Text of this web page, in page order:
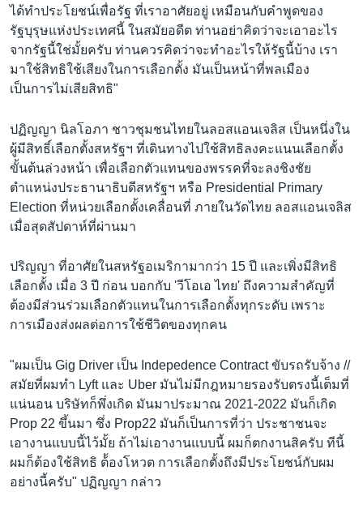
ได้ทำประโยชน์เพื่อรัฐ ที่เราอาศัยอยู่ เหมือนกับคำพูดของ
รัฐบุรุษแห่งประเทศนี้ ในสมัยอดีต ท่านอย่าคิดว่าจะเอาอะไร
จากรัฐนี้ใช่มั้ยครับ ท่านควรคิดว่าจะทำอะไรให้รัฐนี้บ้าง เรา
มาใช้สิทธิใช้เสียงในการเลือกตั้ง มันเป็นหน้าที่พลเมือง
เป็นการไม่เสียสิทธิ"
ปฏิญญา นิลโอภา ชาวชุมชนไทยในลอสแอนเจลิส เป็นหนึ่งใน
ผู้มีสิทธิ์เลือกตั้งสหรัฐฯ ที่เดินทางไปใช้สิทธิลงคะแนนเลือกตั้ง
ขั้นต้นล่วงหน้า เพื่อเลือกตัวแทนของพรรคที่จะลงชิงชัย
ตำแหน่งประธานาธิบดีสหรัฐฯ หรือ Presidential Primary
Election ที่หน่วยเลือกตั้งเคลื่อนที่ ภายในวัดไทย ลอสแอนเจลิส
เมื่อสุดสัปดาห์ที่ผ่านมา
ปริญญา ที่อาศัยในสหรัฐอเมริกามากว่า 15 ปี และเพิ่งมีสิทธิ
เลือกตั้ง เมื่อ 3 ปี ก่อน บอกกับ 'วีโอเอ ไทย' ถึงความสำคัญที่
ต้องมีส่วนร่วมเลือกตัวแทนในการเลือกตั้งทุกระดับ เพราะ
การเมืองส่งผลต่อการใช้ชีวิตของทุกคน
"ผมเป็น Gig Driver เป็น Indepedence Contract ขับรถรับจ้าง //
สมัยที่ผมทำ Lyft และ Uber มันไม่มีกฎหมายรองรับตรงนี้เต็มที่
แน่นอน บริษัทก็พึ่งเกิด มันมาประมาณ 2021-2022 มันก็เกิด
Prop 22 ขึ้นมา ซึ่ง Prop22 มันก็เป็นการที่ว่า ประชาชนจะ
เอางานแบบนี้ไว้มั้ย ถ้าไม่เอางานแบบนี้ ผมก็ตกงานสิครับ ทีนี้
ผมก็ต้องใช้สิทธิ ต้้องโหวต การเลือกตั้งถึงมีประโยชน์กับผม
อย่างนี้ครับ" ปฏิญญา กล่าว